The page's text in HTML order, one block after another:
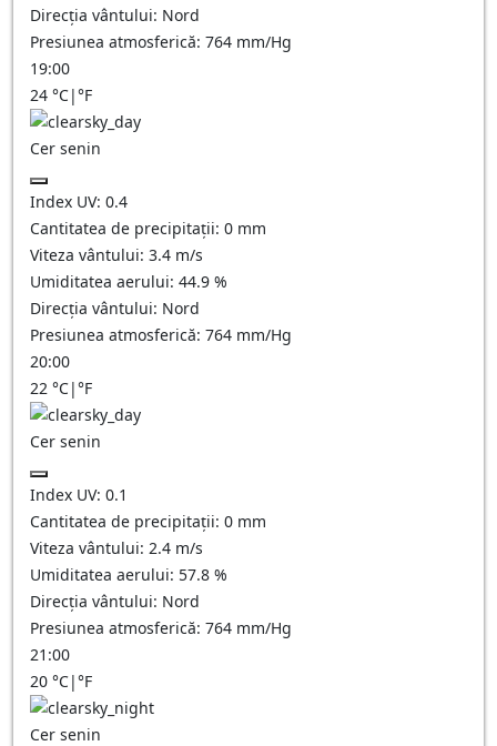
Direcția vântului: Nord
Presiunea atmosferică: 764 mm/Hg
19:00
24 °C|°F
Cer senin
Index UV: 0.4
Cantitatea de precipitații: 0 mm
Viteza vântului: 3.4 m/s
Umiditatea aerului: 44.9 %
Direcția vântului: Nord
Presiunea atmosferică: 764 mm/Hg
20:00
22 °C|°F
Cer senin
Index UV: 0.1
Cantitatea de precipitații: 0 mm
Viteza vântului: 2.4 m/s
Umiditatea aerului: 57.8 %
Direcția vântului: Nord
Presiunea atmosferică: 764 mm/Hg
21:00
20 °C|°F
Cer senin